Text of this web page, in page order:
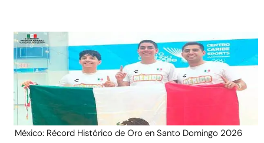
México: Récord Histórico de Oro en Santo Domingo 2026